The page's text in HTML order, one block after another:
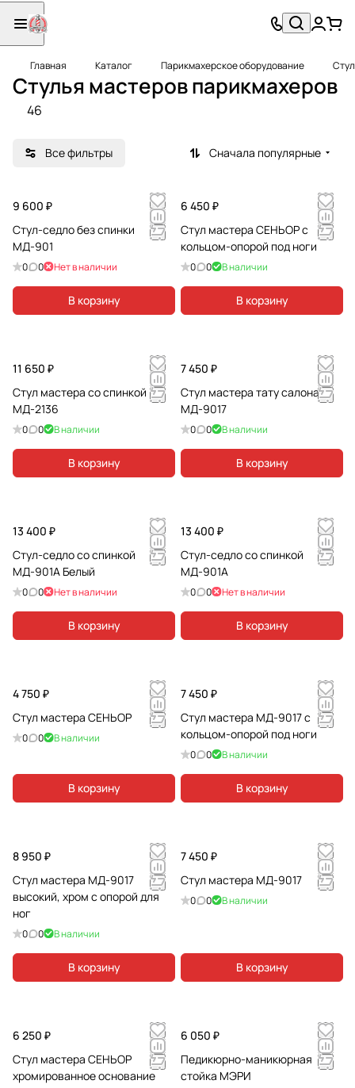
Главная Каталог Парикмахерское оборудование
Стулья мастеров парикмахеров
46
Все фильтры Сначала популярные
9 600 ₽
Стул-седло без спинки
МД-901
0 0 Нет в наличии
В корзину
6 450 ₽
Стул мастера СЕНЬОР с
кольцом-опорой под ноги
0 0 В наличии
В корзину
11 650 ₽
Стул мастера со спинкой
МД-2136
0 0 В наличии
В корзину
7 450 ₽
Стул мастера тату салона
МД-9017
0 0 В наличии
В корзину
13 400 ₽
Стул-седло со спинкой
МД-901А Белый
0 0 Нет в наличии
В корзину
13 400 ₽
Стул-седло со спинкой
МД-901А
0 0 Нет в наличии
В корзину
4 750 ₽
Стул мастера СЕНЬОР
0 0 В наличии
В корзину
7 450 ₽
Стул мастера МД-9017 с
кольцом-опорой под ноги
0 0 В наличии
В корзину
8 950 ₽
Стул мастера МД-9017
высокий, хром с опорой для
ног
0 0 В наличии
В корзину
7 450 ₽
Стул мастера МД-9017
0 0 В наличии
В корзину
6 250 ₽
Стул мастера СЕНЬОР
хромированное основание
6 050 ₽
Педикюрно-маникюрная
стойка МЭРИ